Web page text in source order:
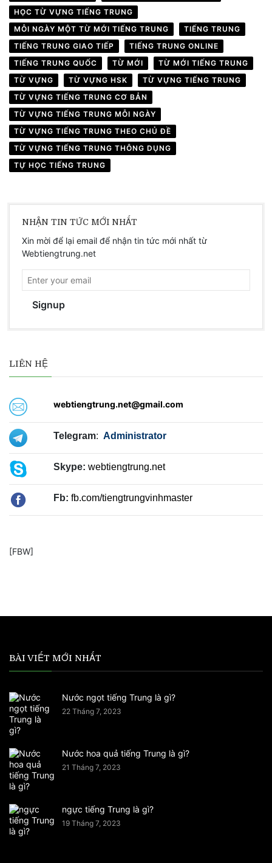
HỌC TỪ VỰNG TIẾNG TRUNG
MỖI NGÀY MỘT TỪ MỚI TIẾNG TRUNG
TIẾNG TRUNG
TIẾNG TRUNG GIAO TIẾP
TIẾNG TRUNG ONLINE
TIẾNG TRUNG QUỐC
TỪ MỚI
TỪ MỚI TIẾNG TRUNG
TỪ VỰNG
TỪ VỰNG HSK
TỪ VỰNG TIẾNG TRUNG
TỪ VỰNG TIẾNG TRUNG CƠ BẢN
TỪ VỰNG TIẾNG TRUNG MỖI NGÀY
TỪ VỰNG TIẾNG TRUNG THEO CHỦ ĐỀ
TỪ VỰNG TIẾNG TRUNG THÔNG DỤNG
TỰ HỌC TIẾNG TRUNG
NHẬN TIN TỨC MỚI NHẤT
Xin mời để lại email để nhận tin tức mới nhất từ
Webtiengtrung.net
Signup
LIÊN HỆ
webtiengtrung.net@gmail.com
Telegram: Administrator
Skype: webtiengtrung.net
Fb: fb.com/tiengtrungvinhmaster
[FBW]
BÀI VIẾT MỚI NHẤT
Nước ngọt tiếng Trung là gì?
22 Tháng 7, 2023
Nước hoa quả tiếng Trung là gì?
21 Tháng 7, 2023
ngực tiếng Trung là gì?
19 Tháng 7, 2023